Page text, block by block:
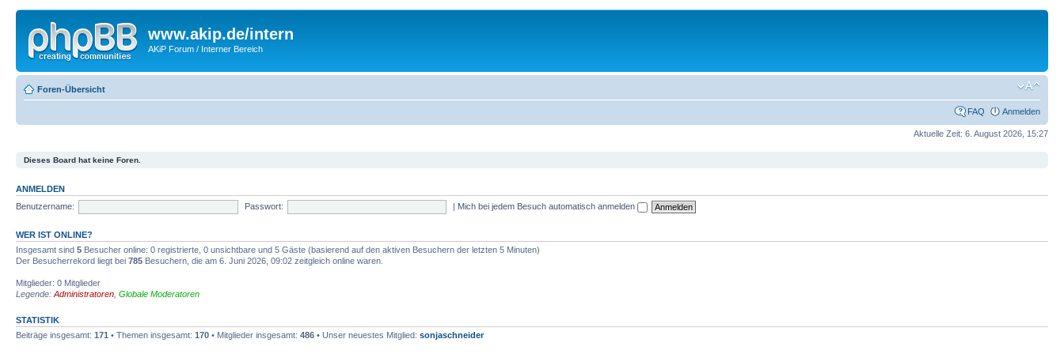
www.akip.de/intern
AKiP Forum / Interner Bereich
Foren-Übersicht
FAQ Anmelden
Aktuelle Zeit: 6. August 2026, 15:27
Dieses Board hat keine Foren.
ANMELDEN
Benutzername:
Passwort: | Mich bei jedem Besuch automatisch anmelden
WER IST ONLINE?
Insgesamt sind 5 Besucher online: 0 registrierte, 0 unsichtbare und 5 Gäste (basierend auf den aktiven Besuchern der letzten 5 Minuten)
Der Besucherrekord liegt bei 785 Besuchern, die am 6. Juni 2026, 09:02 zeitgleich online waren.
Mitglieder: 0 Mitglieder
Legende: Administratoren Globale Moderatoren
STATISTIK
Beiträge insgesamt: 171 • Themen insgesamt: 170 • Mitglieder insgesamt: 486 • Unser neuestes Mitglied: sonjaschneider